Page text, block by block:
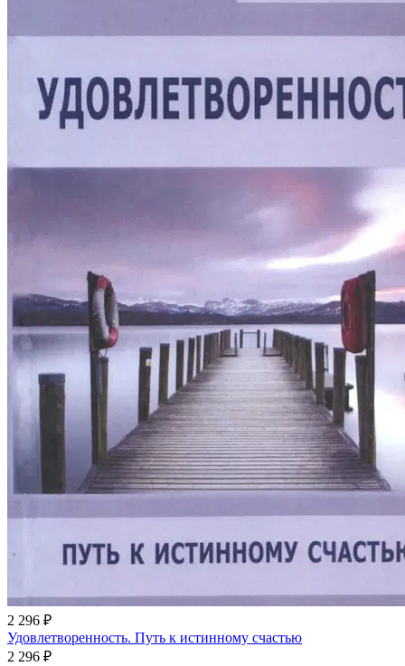
2 296 ₽
Удовлетворенность. Путь к истинному счастью
2 296 ₽